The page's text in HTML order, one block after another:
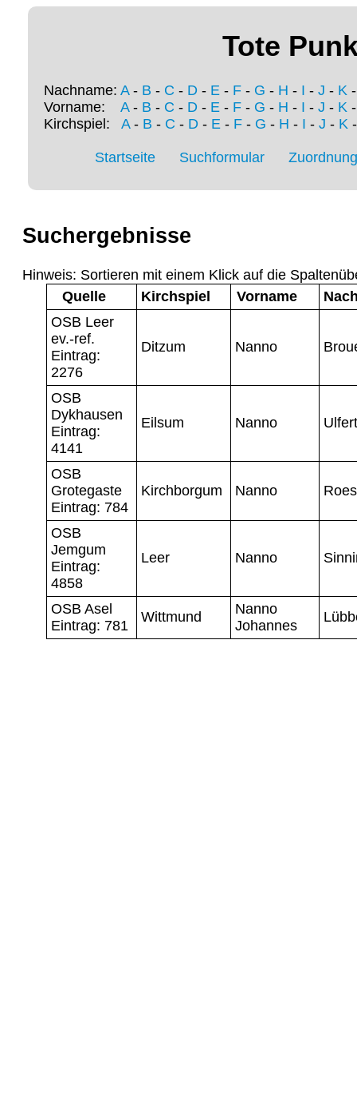
Tote
Nachname: A- B - C - D - E - F - G - H - I - J - K
Vorname: A- B - C - D - E - F - G - H - I - J - K
Kirchspiel: A- B - C - D- E- F- G - H - I - J - K
Startseite Suchformular
Suchergebnisse
Hinweis: Sortieren mit einem Klick auf die
Quelle
Kirchspiel Vorname
OSB Leer
ev.-ref.
Eintrag:
2276
Ditzum Nanno
OSB
Dykhausen
Eintrag:
4141
Eilsum Nanno
OSB
Grotegaste
Eintrag: 784
Kirchborgum Nanno
OSB
Jemgum
Eintrag:
4858
Leer Nanno
OSB Asel
Eintrag: 781
Wittmund
Nanno
Johannes